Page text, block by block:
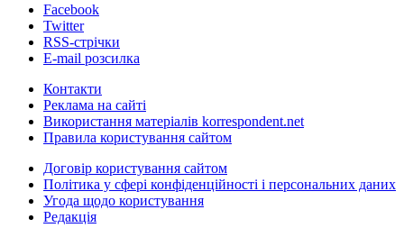
Facebook
Twitter
RSS-стрічки
E-mail розсилка
Контакти
Реклама на сайті
Використання матеріалів korrespondent.net
Правила користування сайтом
Договір користування сайтом
Політика у сфері конфіденційності і персональних даних
Угода щодо користування
Редакція